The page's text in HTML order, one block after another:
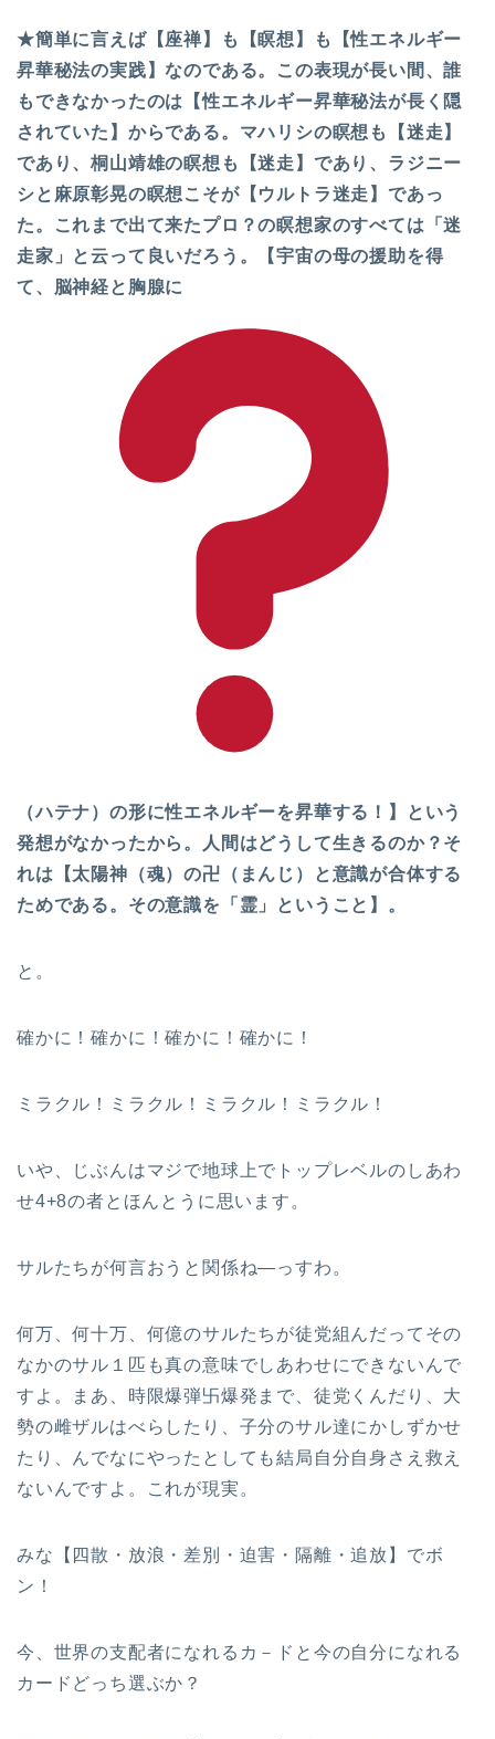
★簡単に言えば【座禅】も【瞑想】も【性エネルギー
昇華秘法の実践】なのである。この表現が長い間、誰
もできなかったのは【性エネルギー昇華秘法が長く隠
されていた】からである。マハリシの瞑想も【迷走】
であり、桐山靖雄の瞑想も【迷走】であり、ラジニー
シと麻原彰晃の瞑想こそが【ウルトラ迷走】であっ
た。これまで出て来たプロ？の瞑想家のすべては「迷
走家」と云って良いだろう。【宇宙の母の援助を得
て、脳神経と胸腺に
（ハテナ）の形に性エネルギーを昇華する！】という
発想がなかったから。人間はどうして生きるのか？そ
れは【太陽神（魂）の卍（まんじ）と意識が合体する
ためである。その意識を「霊」ということ】。
と。
確かに！確かに！確かに！確かに！
ミラクル！ミラクル！ミラクル！ミラクル！
いや、じぶんはマジで地球上でトップレベルのしあわ
せ4+8の者とほんとうに思います。
サルたちが何言おうと関係ね—っすわ。
何万、何十万、何億のサルたちが徒党組んだってその
なかのサル１匹も真の意味でしあわせにできないんで
すよ。まあ、時限爆弾卐爆発まで、徒党くんだり、大
勢の雌ザルはべらしたり、子分のサル達にかしずかせ
たり、んでなにやったとしても結局自分自身さえ救え
ないんですよ。これが現実。
みな【四散・放浪・差別・迫害・隔離・追放】でボ
ン！
今、世界の支配者になれるカ－ドと今の自分になれる
カードどっち選ぶか？